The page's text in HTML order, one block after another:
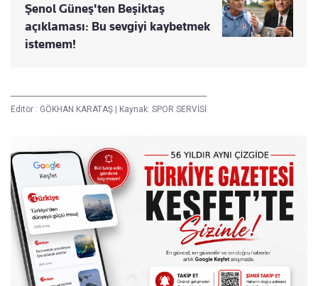
Şenol Güneş'ten Beşiktaş
açıklaması: Bu sevgiyi kaybetmek
istemem!
Editör : GÖKHAN KARATAŞ Kaynak: SPOR SERVİSİ